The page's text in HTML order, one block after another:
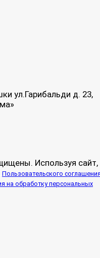
ул.Гарибальди д. 23,
Используя сайт,
Пользовательского
на обработку персональных